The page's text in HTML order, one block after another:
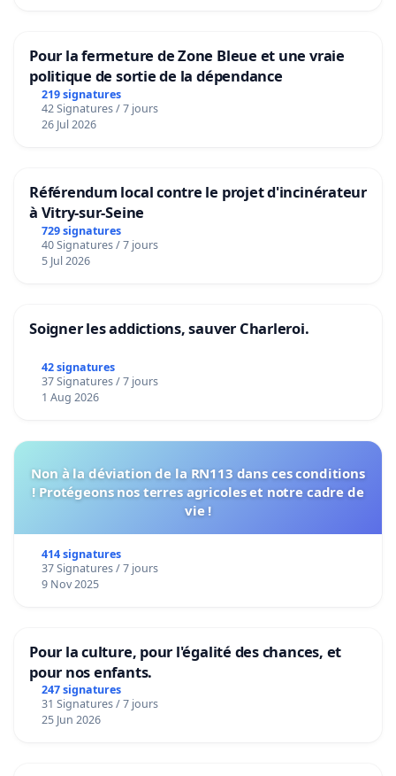
Pour la fermeture de Zone Bleue et une vraie
politique de sortie de la dépendance
219 signatures
42 Signatures / 7 jours
26 Jul 2026
Référendum local contre le projet d'incinérateur
à Vitry-sur-Seine
729 signatures
40 Signatures / 7 jours
5 Jul 2026
Soigner les addictions, sauver Charleroi.
42 signatures
37 Signatures / 7 jours
1 Aug 2026
Non à la déviation de la RN113 dans ces conditions
! Protégeons nos terres agricoles et notre cadre de
vie !
414 signatures
37 Signatures / 7 jours
9 Nov 2025
Pour la culture, pour l'égalité des chances, et
pour nos enfants.
247 signatures
31 Signatures / 7 jours
25 Jun 2026